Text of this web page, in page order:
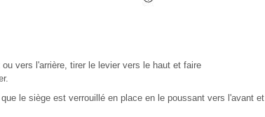
vers l'arrière, tirer le levier vers le haut et faire
le siège est verrouillé en place en le poussant vers l'avant et